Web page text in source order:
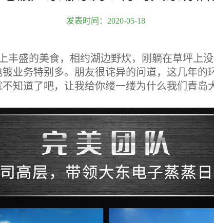
发表时间：2020-05-18
盛的美食，相约湖边野炊，刚躺在草坪上没
业务特别多。朋友很诧异的问道，这几年
知道了吧，让我给你缕一缕为什么我们青岛